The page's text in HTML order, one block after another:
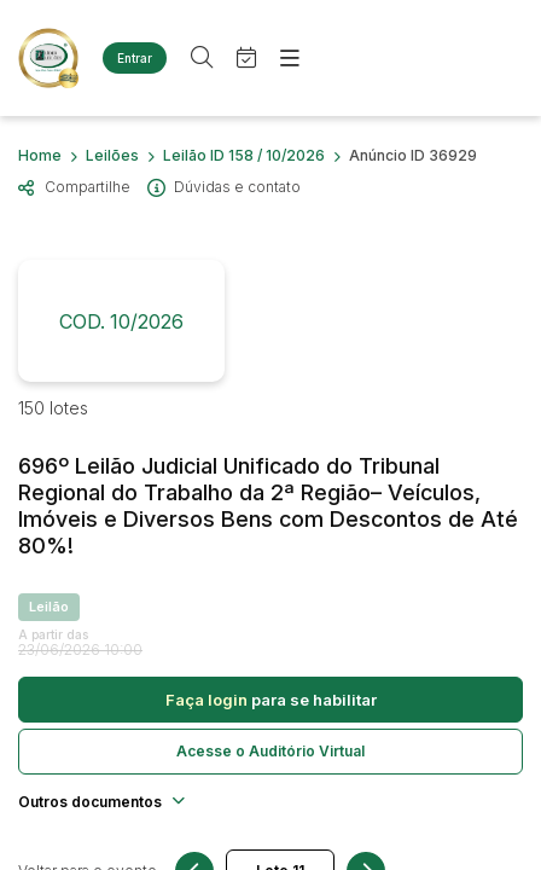
Entrar
Criar conta Entrar
Site
Agenda
Quem Somos
Diversos
Imóveis
Terreno
Sucata Ferrosa
Veículos
Ambulância
Carros
Máquina Varredeira
Motos
Pá Carregadeira
Busca por palavra-chave
Bairro
Judiciais Extrajudiciais
Faixa de valor
R$
Quem Somos
Home Leilões Leilão ID 158 / 10/2026
Anúncio ID 36929
Compartilhe
Dúvidas e contato
COD. 10/2026
150 lotes
696º Leilão Judicial Unificado do Tribunal
Regional do Trabalho da 2ª Região– Veículos,
Imóveis e Diversos Bens com Descontos de Até
80%!
Leilão
A partir das
23/06/2026 10:00
Faça login para se habilitar
Acesse o Auditório Virtual
Outros documentos